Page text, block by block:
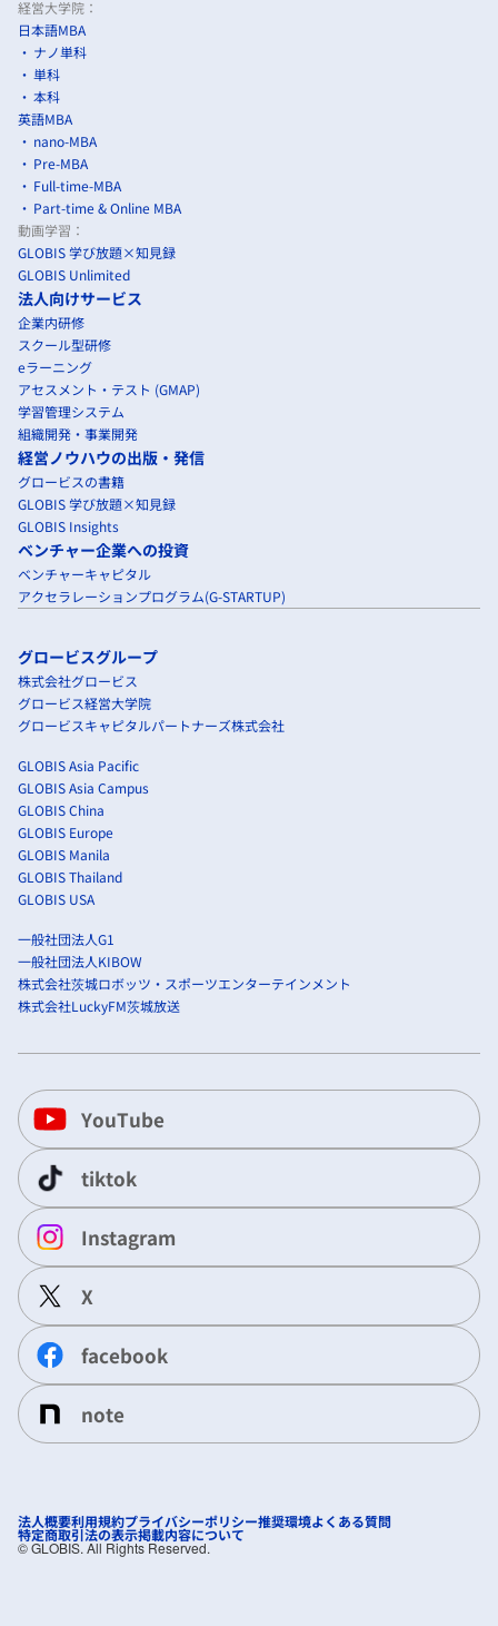
経営大学院：
日本語MBA
ナノ単科
単科
本科
英語MBA
nano-MBA
Pre-MBA
Full-time-MBA
Part-time & Online MBA
動画学習：
GLOBIS 学び放題×知見録
GLOBIS Unlimited
法人向けサービス
企業内研修
スクール型研修
eラーニング
アセスメント・テスト (GMAP)
学習管理システム
組織開発・事業開発
経営ノウハウの出版・発信
グロービスの書籍
GLOBIS 学び放題×知見録
GLOBIS Insights
ベンチャー企業への投資
ベンチャーキャピタル
アクセラレーションプログラム(G-STARTUP)
グロービスグループ
株式会社グロービス
グロービス経営大学院
グロービスキャピタルパートナーズ株式会社
GLOBIS Asia Pacific
GLOBIS Asia Campus
GLOBIS China
GLOBIS Europe
GLOBIS Manila
GLOBIS Thailand
GLOBIS USA
一般社団法人G1
一般社団法人KIBOW
株式会社茨城ロボッツ・スポーツエンターテインメント
株式会社LuckyFM茨城放送
YouTube
tiktok
Instagram
X
facebook
note
法人概要利用規約プライバシーポリシー推奨環境よくある質問
特定商取引法の表示掲載内容について
©︎ GLOBIS. All Rights Reserved.